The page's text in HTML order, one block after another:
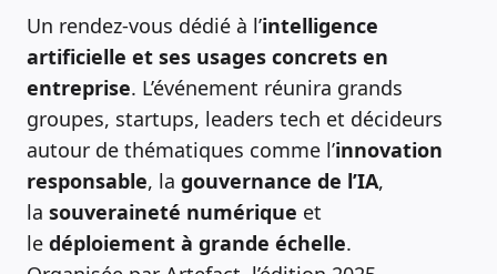
Un rendez-vous dédié à l’intelligence
artificielle et ses usages concrets en
entreprise. L’événement réunira grands
groupes, startups, leaders tech et décideurs
autour de thématiques comme l’innovation
responsable, la gouvernance de l’IA,
la souveraineté numérique et
le déploiement à grande échelle.